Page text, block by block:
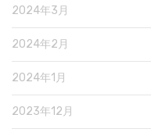
2024年3月
2024年2月
2024年1月
2023年12月